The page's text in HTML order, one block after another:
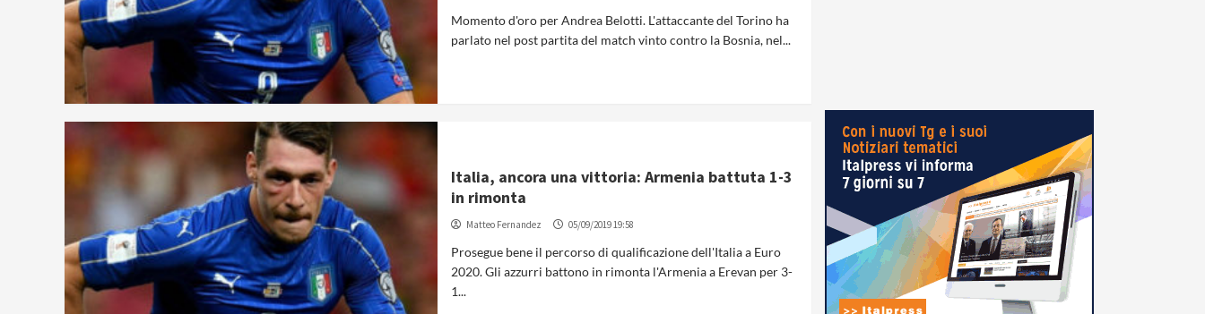
Momento d'oro per Andrea Belotti. L'attaccante del Torino ha
parlato nel post partita del match vinto contro la Bosnia, nel...
Italia, ancora una vittoria: Armenia battuta 1-3
in rimonta
Matteo Fernandez 05/09/2019 19:58
Prosegue bene il percorso di qualificazione dell'Italia a Euro
2020. Gli azzurri battono in rimonta l'Armenia a Erevan per 3-
1...